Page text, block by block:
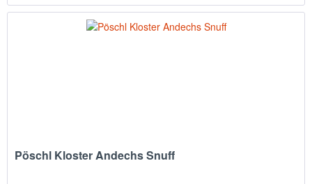
Pöschl Kloster Andechs Snuff